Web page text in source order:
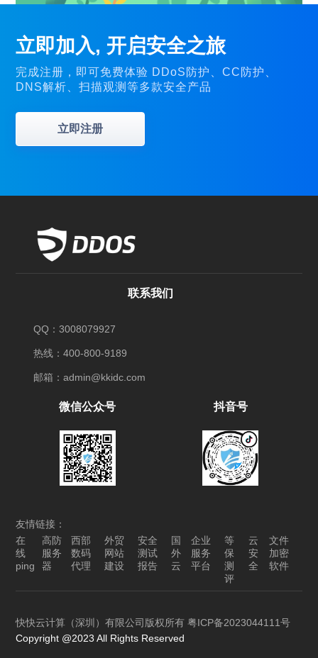
立即加入, 开启安全之旅
完成注册，即可免费体验 DDoS防护、CC防护、
DNS解析、扫描观测等多款安全产品
立即注册
联系我们
QQ：3008079927
热线：400-800-9189
邮箱：admin@kkidc.com
微信公众号 抖音号
友情链接：
在
线
ping
高防
服务
器
西部
数码
代理
外贸
网站
建设
安全
测试
报告
国
外
云
企业
服务
平台
等
保
测
评
云
安
全
文件
加密
软件
快快云计算（深圳）有限公司版权所有粤ICP备2023044111号
Copyright @2023 All Rights Reserved